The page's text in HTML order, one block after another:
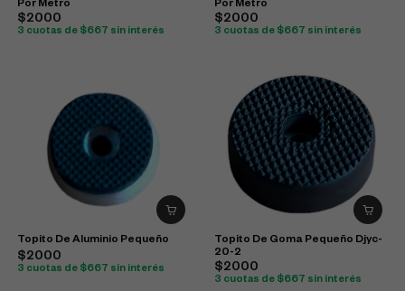
Por Metro
$2000
3 cuotas de $667 sin interés
Por Metro
$2000
3 cuotas de $667 sin interés
Topito De Aluminio Pequeño
$2000
3 cuotas de $667 sin interés
Topito De Goma Pequeño Djyc-
20-2
$2000
3 cuotas de $667 sin interés